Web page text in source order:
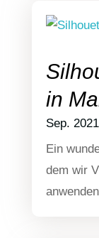
in
Sep. 2021
Ein
dem wir